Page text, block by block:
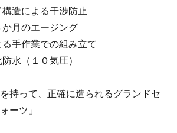
構造による干渉防止
月のエージング
手作業での組み立て
水（１０気圧）
持って、正確に造られるグランドセ
ーツ」